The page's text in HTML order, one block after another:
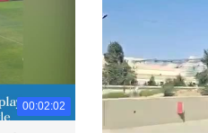
00:02:02